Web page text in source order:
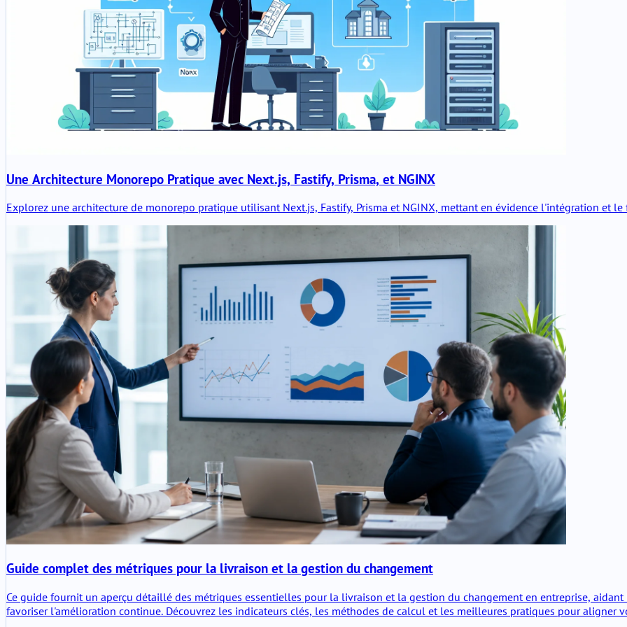
Une Architecture Monorepo Pratique avec Next.js, Fastify, Prisma, et NGINX
Explorez une architecture de monorepo pratique utilisant Next.js, Fastify, Prisma et NGINX, mettant en évidence l'intégration et
Guide complet des métriques pour la livraison et la gestion du changement
Ce guide fournit un aperçu détaillé des métriques essentielles pour la livraison et la gestion du changement en entreprise,
favoriser l'amélioration continue. Découvrez les indicateurs clés, les méthodes de calcul et les meilleures pratiques pour aligner